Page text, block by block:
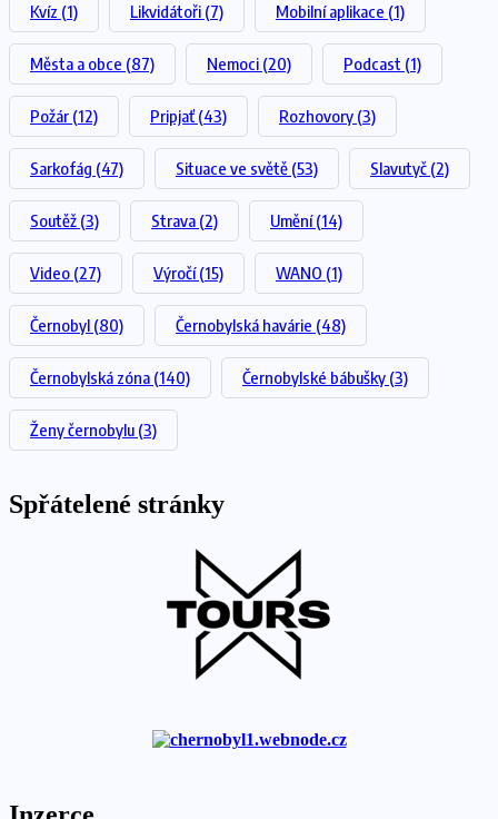
Kvíz (1) Likvidátoři (7) Mobilní aplikace (1)
Města a obce (87) Nemoci (20) Podcast (1)
Požár (12) Pripjať (43) Rozhovory (3)
Sarkofág (47) Situace ve světě (53) Slavutyč (2)
Soutěž (3) Strava (2) Umění(14)
Video (27) Výročí(15) WANO (1)
Černobyl (80) Černobylská havárie (48)
Černobylská zóna (140) Černobylské bábušky (3)
Ženy černobylu (3)
Spřátelené stránky